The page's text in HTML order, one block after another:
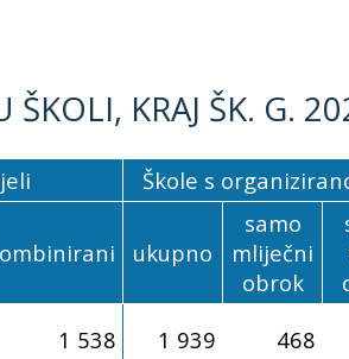
ŠKOLI, KRAJ ŠK. G.
Škole s
ukupno
samo
mliječni
obrok
1 538 1 939 468